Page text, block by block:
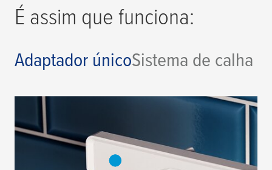
É assim que funciona:
Adaptador únicoSistema de calha